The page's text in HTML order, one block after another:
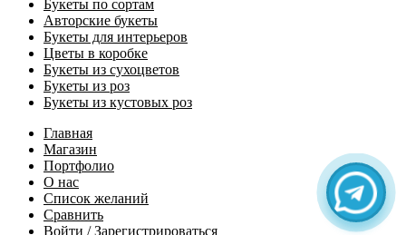
Букеты по сортам
Авторские букеты
Букеты для интерьеров
Цветы в коробке
Букеты из сухоцветов
Букеты из роз
Букеты из кустовых роз
Главная
Магазин
Портфолио
О нас
Список желаний
Сравнить
Войти / Зарегистрироваться